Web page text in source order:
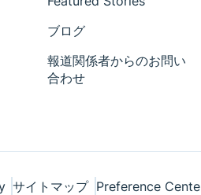
ブログ
報道関係者からのお問い
合わせ
サイトマップ Preference